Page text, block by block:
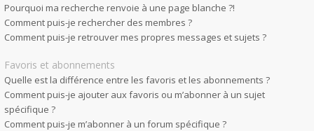
Pourquoi ma recherche renvoie à une page blanche ?!
Comment puis-je rechercher des membres ?
Comment puis-je retrouver mes propres messages et sujets ?
Favoris et abonnements
Quelle est la différence entre les favoris et les abonnements ?
Comment puis-je ajouter aux favoris ou m’abonner à un sujet
spécifique ?
Comment puis-je m’abonner à un forum spécifique ?